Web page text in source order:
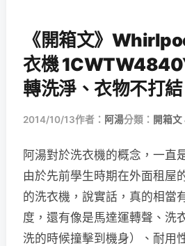
《開箱文》
衣機
轉洗淨、衣物不打結
2014/10/13作者： 阿湯分類： 開箱文
阿湯對於洗衣機的概念，一直
由於先前學生時期在外面租屋
的洗衣機，說實話，真的相當
度，還有像是馬達運轉聲、洗
洗的時候撞擊到機身）、耐用